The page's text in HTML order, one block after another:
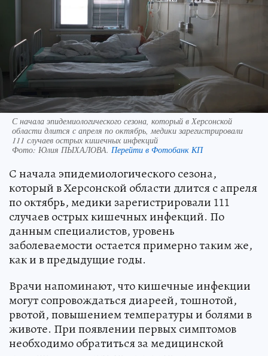
С начала эпидемиологического сезона, который в Херсонской
области длится с апреля по октябрь, медики зарегистрировали
111 случаев острых кишечных инфекций
Фото: Юлия ПЫХАЛОВА. Перейти в Фотобанк КП
С начала эпидемиологического сезона,
который в Херсонской области длится с апреля
по октябрь, медики зарегистрировали 111
случаев острых кишечных инфекций. По
данным специалистов, уровень
заболеваемости остается примерно таким же,
как и в предыдущие годы.
Врачи напоминают, что кишечные инфекции
могут сопровождаться диареей, тошнотой,
рвотой, повышением температуры и болями в
животе. При появлении первых симптомов
необходимо обратиться за медицинской